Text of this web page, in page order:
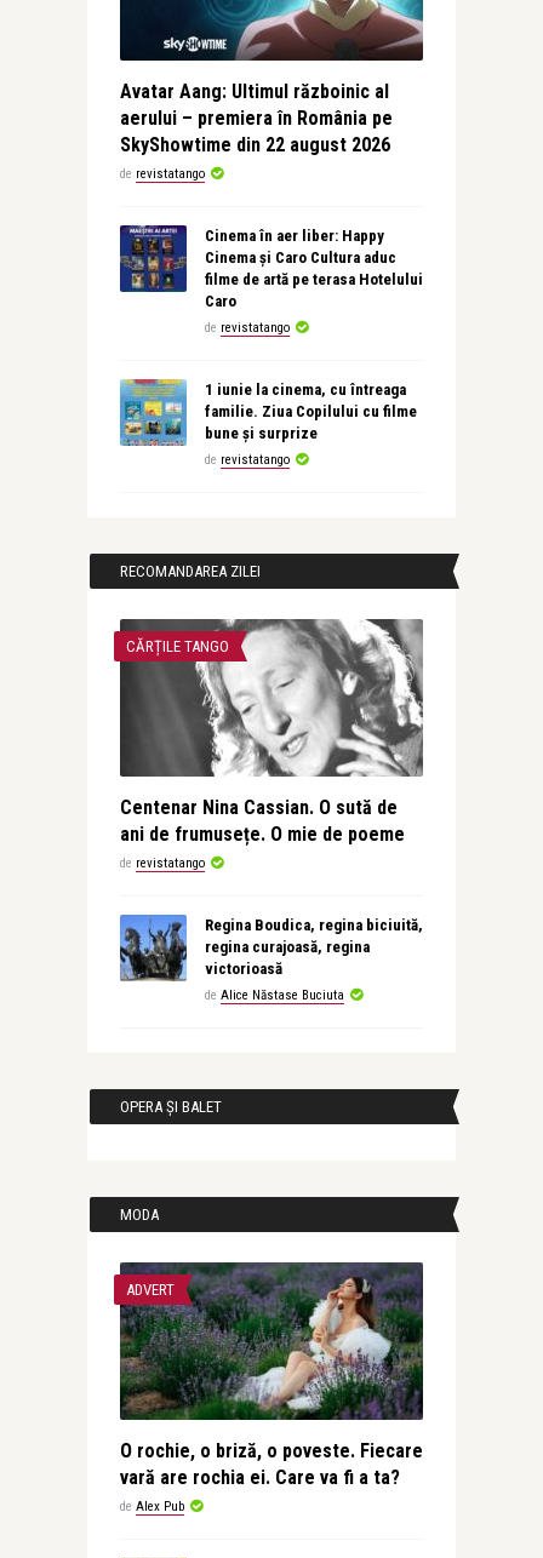
Avatar Aang: Ultimul războinic al
aerului – premiera în România pe
SkyShowtime din 22 august 2026
de revistatango
Cinema în aer liber: Happy
Cinema și Caro Cultura aduc
filme de artă pe terasa Hotelului
Caro
de revistatango
1 iunie la cinema, cu întreaga
familie. Ziua Copilului cu filme
bune și surprize
de revistatango
RECOMANDAREA ZILEI
CĂRȚILE TANGO
Centenar Nina Cassian. O sută de
ani de frumusețe. O mie de poeme
de revistatango
Regina Boudica, regina biciuită,
regina curajoasă, regina
victorioasă
de Alice Năstase Buciuta
OPERA ȘI BALET
MODA
ADVERT
O rochie, o briză, o poveste. Fiecare
vară are rochia ei. Care va fi a ta?
de Alex Pub